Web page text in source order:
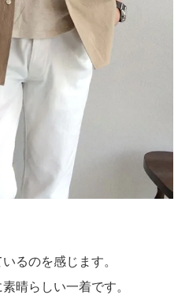
るのを感じます。
晴らしい一着です。